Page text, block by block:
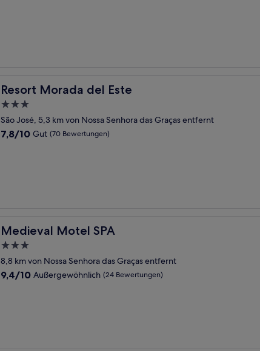
Resort Morada del Este
Resort Morada del Este
3.0-
Sterne-
Unterkunft
São José, 5,3 km von Nossa Senhora das Graças entfernt
7.8
7,8/10 Gut (70 Bewertungen)
Medieval Motel SPA
Medieval Motel SPA
3.0-
Sterne-
Unterkunft
8,8 km von Nossa Senhora das Graças entfernt
9.4
9,4/10 Außergewöhnlich (24 Bewertungen)